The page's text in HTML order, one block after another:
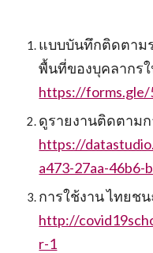
แบบบันทึกติดตาม
https://forms.gle/
https://
a473-27aa-46b6-
http://
r-1